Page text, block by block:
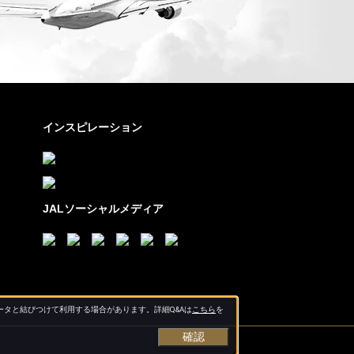
インスピレーション
JALソーシャルメディア
と結びつけて利用する場合があります。詳細Q&Aは こちらを
確認